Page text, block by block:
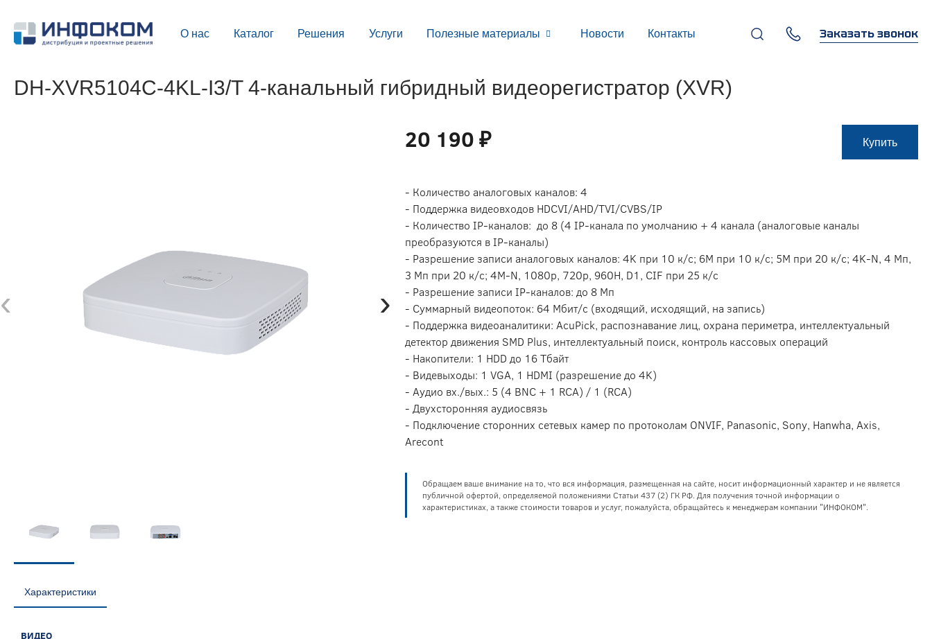
О нас Каталог Решения Услуги Полезные материалы Новости Контакты
г. Москва, 119270,
Лужнецкая наб., д. 6, стр. 1,
Заказать звонок
DH-XVR5104C-4KL-I3/T 4-канальный гибридный видеорегистратор (XVR)
‹ ›
20 190 ₽ Купить
- Количество аналоговых каналов: 4
- Поддержка видеовходов HDCVI/AHD/TVI/CVBS/IP
- Количество IP-каналов: до 8 (4 IP-канала по умолчанию + 4 канала (аналоговые каналы
преобразуются в IP-каналы)
- Разрешение записи аналоговых каналов: 4K при 10 к/с; 6M при 10 к/с; 5M при 20 к/с; 4K-N, 4 Mп,
3 Mп при 20 к/с; 4M-N, 1080p, 720p, 960H, D1, CIF при 25 к/с
- Разрешение записи IP-каналов: до 8 Мп
- Суммарный видеопоток: 64 Мбит/с (входящий, исходящий, на запись)
- Поддержка видеоаналитики: AcuPick, распознавание лиц, охрана периметра, интеллектуальный
детектор движения SMD Plus, интеллектуальный поиск, контроль кассовых операций
- Накопители: 1 HDD до 16 Тбайт
- Видевыходы: 1 VGA, 1 HDMI (разрешение до 4K)
- Аудио вх./вых.: 5 (4 BNC + 1 RCA) / 1 (RCA)
- Двухсторонняя аудиосвязь
- Подключение сторонних сетевых камер по протоколам ONVIF, Panasonic, Sony, Hanwha, Axis,
Arecont
Обращаем ваше внимание на то, что вся информация, размещенная на сайте, носит информационный характер и не является
публичной офертой, определяемой положениями Статьи 437 (2) ГК РФ. Для получения точной информации о
характеристиках, а также стоимости товаров и услуг, пожалуйста, обращайтесь к менеджерам компании "ИНФОКОМ".
Характеристики
ВИДЕО